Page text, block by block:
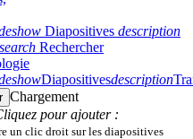
Diapositives description
search Rechercher
Diapositivesdescription
Chargement
pour ajouter :
un clic droit sur les diapositives